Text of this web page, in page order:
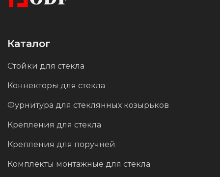
Каталог
Стойки для стекла
Коннекторы для стекла
Фурнитура для стеклянных козырьков
Крепления для стекла
Крепления для поручней
Комплекты монтажные для стекла